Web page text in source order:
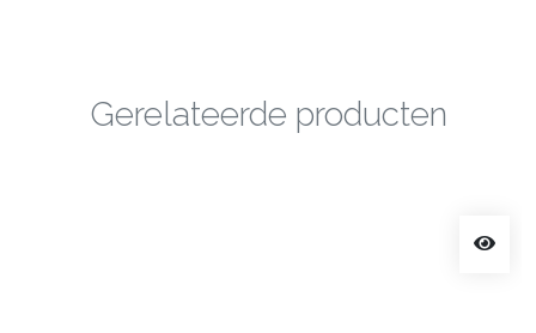
Gerelateerde producten